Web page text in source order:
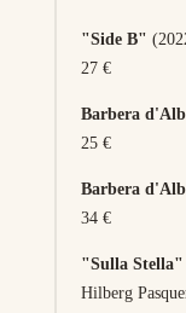
"Side B"
27 €
Barbera
25 €
Barbera
34 €
"Sulla Stella"
Hilberg